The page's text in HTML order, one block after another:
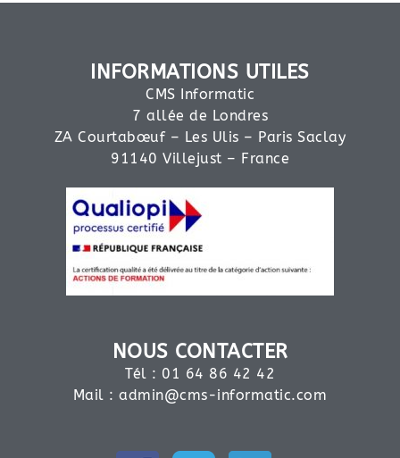
INFORMATIONS UTILES
CMS Informatic
7 allée de Londres
ZA Courtabœuf – Les Ulis – Paris Saclay
91140 Villejust – France
NOUS CONTACTER
Tél : 01 64 86 42 42
Mail :admin@cms-informatic.com